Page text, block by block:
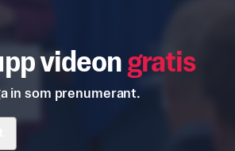
videon gratis
in som prenumerant.